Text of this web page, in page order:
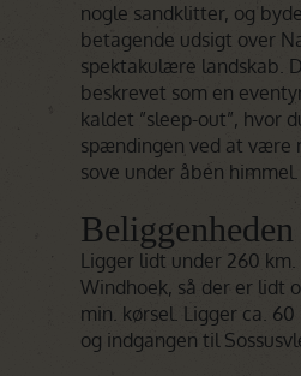
nogle sandklitter, og
betagende udsigt over
spektakulære landskab.
beskrevet som en
kaldet ”sleep-out”, hvor
spændingen ved at være
sove under åben himmel.
Beliggenheden
Ligger lidt under 260 km.
Windhoek, så der er lidt
min. kørsel. Ligger ca.
og indgangen til